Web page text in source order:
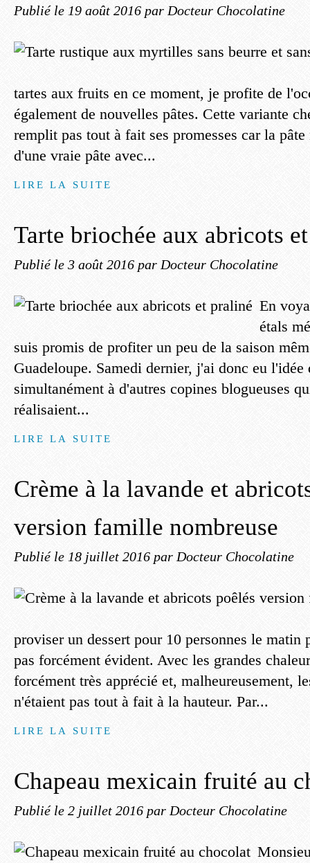
Publié le 19 août 2016 par Docteur Chocolatine
tartes aux fruits en ce moment, je profite de
également de nouvelles pâtes. Cette variante
remplit pas tout à fait ses promesses car la
d'une vraie pâte avec...
LIRE LA SUITE
Tarte briochée aux abricots
Publié le 3 août 2016 par Docteur Chocolatine
En
étals
suis promis de profiter un peu de la saison
Guadeloupe. Samedi dernier, j'ai donc eu l'idée
simultanément à d'autres copines blogueuses
réalisaient...
LIRE LA SUITE
Crème à la lavande et
version famille nombreuse
Publié le 18 juillet 2016 par Docteur Chocolatine
proviser un dessert pour 10 personnes le matin
pas forcément évident. Avec les grandes
forcément très apprécié et, malheureusement,
n'étaient pas tout à fait à la hauteur. Par...
LIRE LA SUITE
Chapeau mexicain fruité au
Publié le 2 juillet 2016 par Docteur Chocolatine